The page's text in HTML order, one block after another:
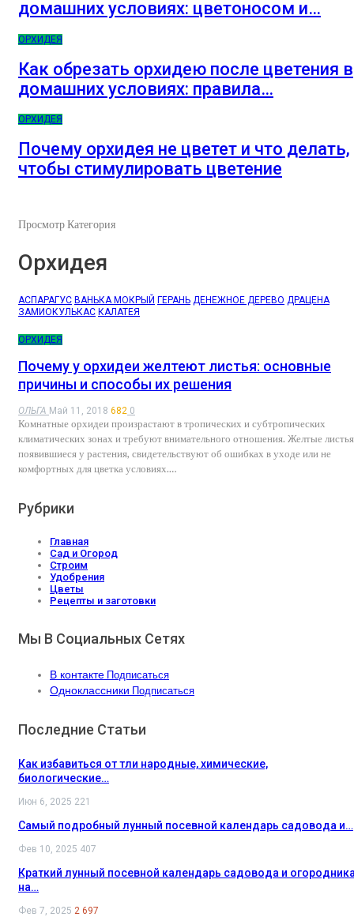
домашних условиях: цветоносом и…
ОРХИДЕЯ
Как обрезать орхидею после цветения в
домашних условиях: правила…
ОРХИДЕЯ
Почему орхидея не цветет и что делать,
чтобы стимулировать цветение
Просмотр Категория
Орхидея
АСПАРАГУС ВАНЬКА МОКРЫЙ ГЕРАНЬ ДЕНЕЖНОЕ ДЕРЕВО ДРАЦЕНА
ЗАМИОКУЛЬКАС КАЛАТЕЯ
ОРХИДЕЯ
Почему у орхидеи желтеют листья: основные
причины и способы их решения
ОЛЬГА Май 11, 2018 682 0
Комнатные орхидеи произрастают в тропических и субтропических
климатических зонах и требуют внимательного отношения. Желтые
появившиеся у растения, свидетельствуют об ошибках в уходе или не
комфортных для цветка условиях.…
Рубрики
Главная
Сад и Огород
Строим
Удобрения
Цветы
Рецепты и заготовки
Мы В Социальных Сетях
В контакте Подписаться
Одноклассники Подписаться
Последние Статьи
Как избавиться от тли народные, химические,
биологические…
Июн 6, 2025 221
Самый подробный лунный посевной календарь садовода и…
Фев 10, 2025 407
Краткий лунный посевной календарь садовода и
на…
Фев 7, 2025 2 697